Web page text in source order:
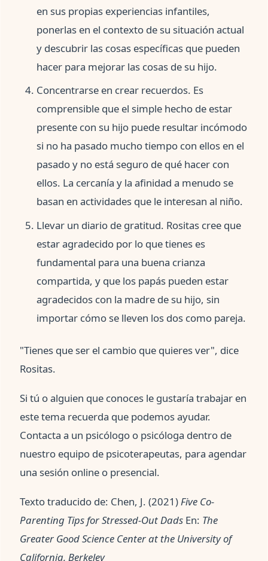
en sus propias experiencias infantiles,
ponerlas en el contexto de su situación actual
y descubrir las cosas específicas que pueden
hacer para mejorar las cosas de su hijo.
Concentrarse en crear recuerdos. Es
comprensible que el simple hecho de estar
presente con su hijo puede resultar incómodo
si no ha pasado mucho tiempo con ellos en el
pasado y no está seguro de qué hacer con
ellos. La cercanía y la afinidad a menudo se
basan en actividades que le interesan al niño.
Llevar un diario de gratitud. Rositas cree que
estar agradecido por lo que tienes es
fundamental para una buena crianza
compartida, y que los papás pueden estar
agradecidos con la madre de su hijo, sin
importar cómo se lleven los dos como pareja.
"Tienes que ser el cambio que quieres ver", dice
Rositas.
Si tú o alguien que conoces le gustaría trabajar en
este tema recuerda que podemos ayudar.
Contacta a un psicólogo o psicóloga dentro de
nuestro equipo de psicoterapeutas, para agendar
una sesión online o presencial.
Texto traducido de: Chen, J. (2021)Five Co-
Parenting Tips for Stressed-Out Dads En: The
Greater Good Science Center at the University of
California, Berkeley